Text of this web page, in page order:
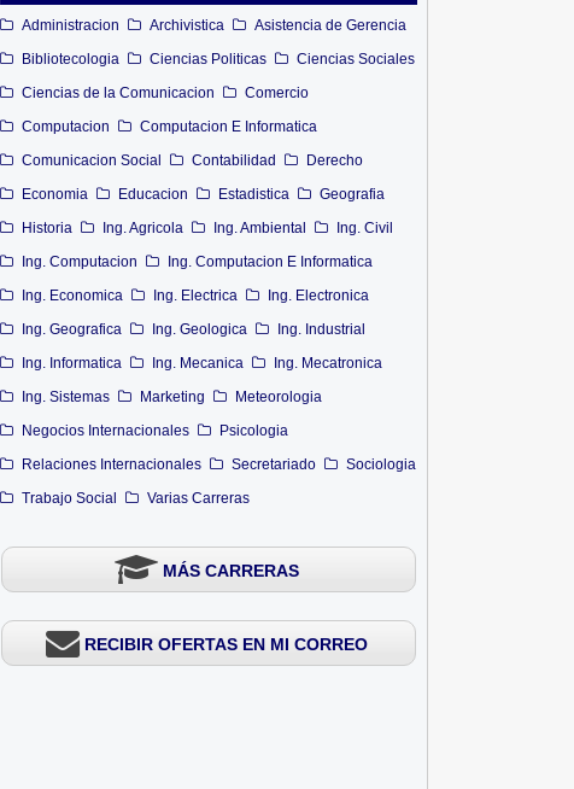
Administracion Archivistica
Asistencia de Gerencia
Bibliotecologia
Ciencias Politicas
Ciencias Sociales
Ciencias de la Comunicacion
Comercio
Computacion
Computacion E Informatica
Comunicacion Social
Contabilidad
Derecho
Economia
Educacion Estadistica
Geografia
Historia
Ing. Agricola Ing. Ambiental
Ing. Civil
Ing. Computacion
Ing. Computacion E Informatica
Ing. Economica
Ing. Electrica
Ing. Electronica
Ing. Geografica
Ing. Geologica
Ing. Industrial
Ing. Informatica
Ing. Mecanica
Ing. Mecatronica
Ing. Sistemas
Marketing
Meteorologia
Negocios Internacionales
Psicologia
Relaciones Internacionales
Secretariado
Sociologia
Trabajo Social
Varias Carreras
MÁS CARRERAS
RECIBIR OFERTAS EN MI CORREO